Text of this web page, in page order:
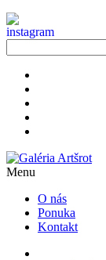
Menu
O nás
Ponuka
Kontakt